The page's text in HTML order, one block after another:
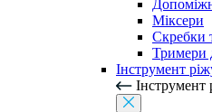
Міксери
Скребки
Тримери
Інструмент
Інструмент